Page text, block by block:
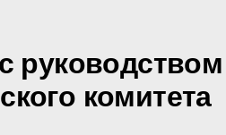
комитета